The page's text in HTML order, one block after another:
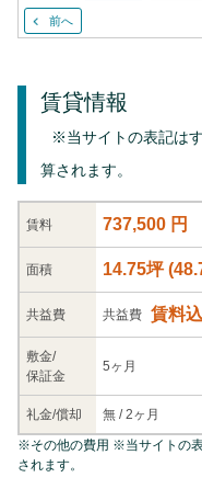
前へ
賃貸情報
※当サイトの表記は
算されます。
賃料 737,500 円
面積 14.75坪(
共益費 共益費 賃料込
敷金/
保証金
5ヶ月
礼金/償却 無 /2ヶ月
※その他の費用 ※当サイトの
されます。